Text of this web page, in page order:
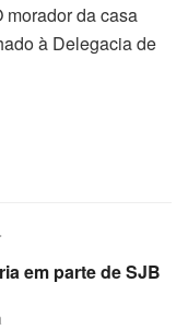
da casa
à Delegacia de
em parte de SJB